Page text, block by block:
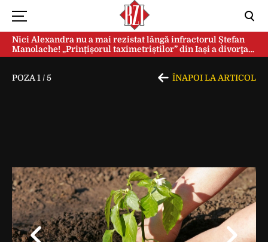
Nici Alexandra nu a mai rezistat lângă infractorul Ștefan
Manolache! „Prințișorul taximetriștilor” din Iași a divorţat
după doi ani de căsnicie
POZA 1 /5 ÎNAPOI LA ARTICOL